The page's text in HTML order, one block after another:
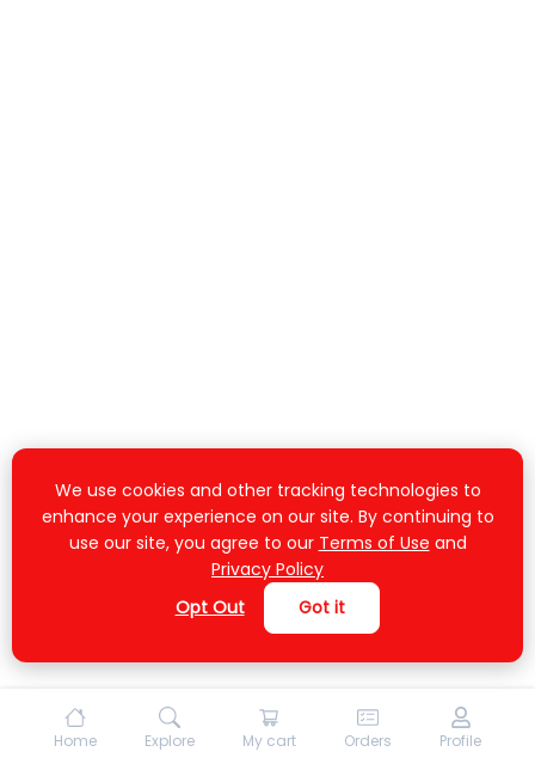
Home Explore My cart Orders Profile
We use cookies and other tracking technologies to
enhance your experience on our site. By continuing to
use our site, you agree to our Terms of Use and
Privacy Policy
Opt Out
Got it